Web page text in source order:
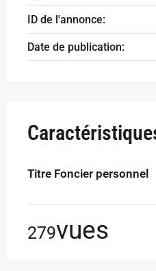
ID de l'annonce:
Date de publication:
Titre Foncier personnel
279vues